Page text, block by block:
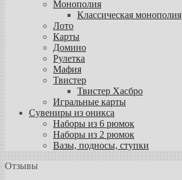
Монополия
Классическая монополия
Лото
Карты
Домино
Рулетка
Мафия
Твистер
Твистер Хасбро
Игральные карты
Сувениры из оникса
Наборы из 6 рюмок
Наборы из 2 рюмок
Вазы, подносы, ступки
Отзывы